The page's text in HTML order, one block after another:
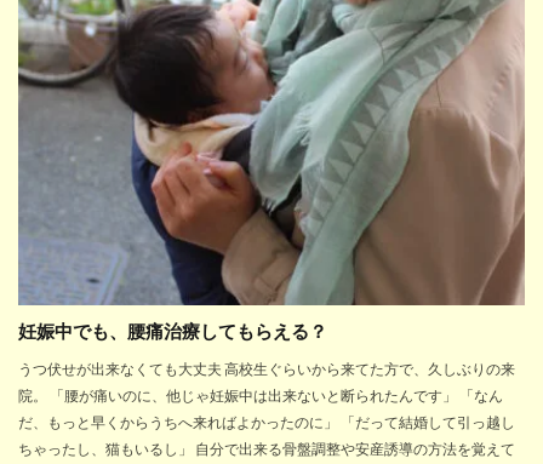
妊娠中でも、腰痛治療してもらえる？
うつ伏せが出来なくても大丈夫 高校生ぐらいから来てた方で、久しぶりの来
院。 「腰が痛いのに、他じゃ妊娠中は出来ないと断られたんです」 「なん
だ、もっと早くからうちへ来ればよかったのに」 「だって結婚して引っ越し
ちゃったし、猫もいるし」 自分で出来る骨盤調整や安産誘導の方法を覚えて